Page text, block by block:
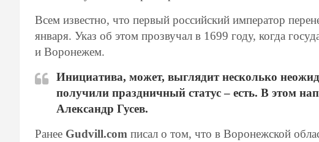
Всем известно, что первый российский император
января. Указ об этом прозвучал в 1699 году, когда
и Воронежем.
Инициатива, может, выглядит несколько
получили праздничный статус – есть. В этом
Александр Гусев.
Ранее Gudvill.com писал о том, что в Воронежской